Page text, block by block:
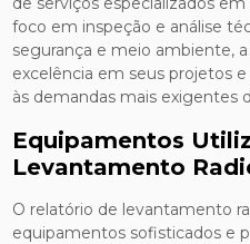
foco em inspeção e análise
segurança e meio ambiente,
excelência em seus projetos
às demandas mais exigentes
Equipamentos
Levantamento
O relatório de levantamento
equipamentos sofisticados e